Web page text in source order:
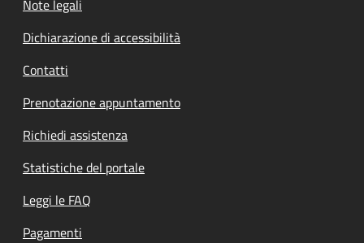
Note legali
Dichiarazione di accessibilità
Contatti
Prenotazione appuntamento
Richiedi assistenza
Statistiche del portale
Leggi le FAQ
Pagamenti